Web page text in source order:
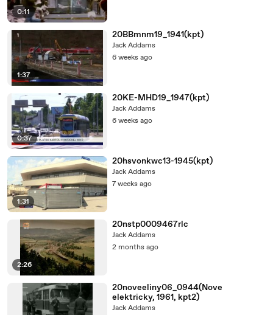
0:11
1:37
20BBmnm19_1941(kpt)
Jack Addams
6 weeks ago
0:37
20KE-MHD19_1947(kpt)
Jack Addams
6 weeks ago
1:31
20hsvonkwc13-1945(kpt)
Jack Addams
7 weeks ago
2:26
20nstp0009467rlc
Jack Addams
2 months ago
20noveeliny06_0944(Nove
elektricky, 1961, kpt2)
Jack Addams